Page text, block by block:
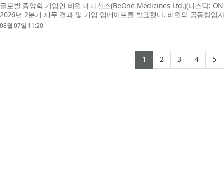
글로벌 종양학 기업인 비원 메디신스(BeOne Medicines Ltd.)(나스닥:
2026년 2분기 재무 결과 및 기업 업데이트를 발표했다. 비원의 공동창업
(John V. Oyler)는 “이번 2분기 강력한 실적은 글로벌...
08월 07일 11:20
1 (current)
2(current)
3(current)
4 5